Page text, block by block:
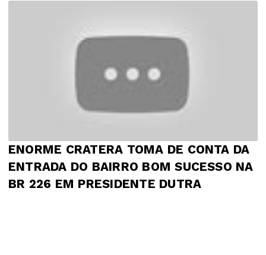
ENORME CRATERA TOMA DE CONTA DA
ENTRADA DO BAIRRO BOM SUCESSO NA
BR 226 EM PRESIDENTE DUTRA